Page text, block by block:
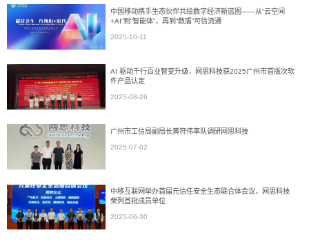
中国移动携手生态伙伴共绘数字经济新蓝图——从“云空间
+AI”到“智能体”，再到“数盾”可信流通
2025-10-11
AI 驱动千行百业智变升级，网思科技获2025广州市首版次软
件产品认定
2025-08-26
广州市工信局副局长黄符伟率队调研网思科技
2025-07-02
中移互联网举办首届元信任安全生态联合体会议，网思科技
荣列首批成员单位
2025-06-30